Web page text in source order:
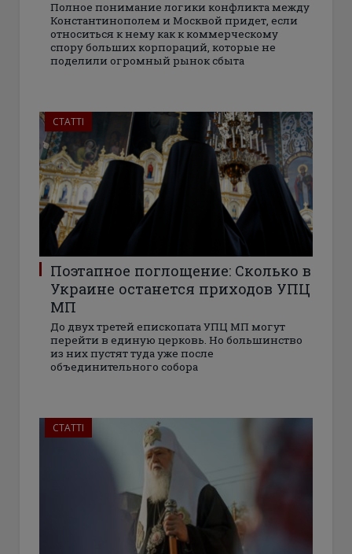
Полное понимание логики конфликта между
Константинополем и Москвой придет, если
относиться к нему как к коммерческому
спору больших корпораций, которые не
поделили огромный рынок сбыта
СТАТТІ
Поэтапное поглощение: Сколько в
Украине останется приходов УПЦ
МП
До двух третей епископата УПЦ МП могут
перейти в единую церковь. Но большинство
из них пустят туда уже после
объединительного собора
СТАТТІ